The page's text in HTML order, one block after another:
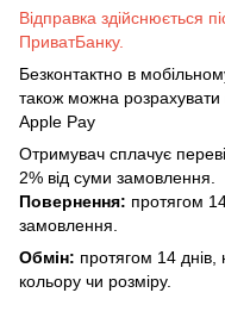
Відправка здійснюється
ПриватБанку.
Безконтактно в
також можна
Apple Pay
Отримувач сплачує
2% від суми замовлення.
Повернення: протягом
замовлення.
Обмін: протягом 14
кольору чи розміру.